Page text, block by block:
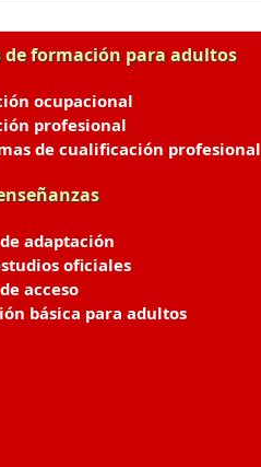
de formación para adultos
ocupacional
profesional
de cualificación profesional
adaptación
oficiales
acceso
básica para adultos